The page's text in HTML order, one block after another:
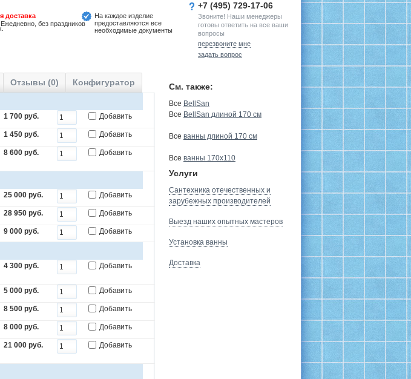
доставка
без праздников
На каждое изделие
предоставляются все
необходимые документы
+7 (495) 729-17-06
Звоните! Наши менеджеры
готовы ответить на все ваши
вопросы
перезвоните мне
задать вопрос
Отзывы (0) Конфигуратор
1 700 руб. Добавить
1 450 руб. Добавить
8 600 руб. Добавить
25 000 руб. Добавить
28 950 руб. Добавить
9 000 руб. Добавить
4 300 руб. Добавить
5 000 руб. Добавить
8 500 руб. Добавить
8 000 руб. Добавить
21 000 руб. Добавить
См. также:
Все BellSan
Все BellSan длиной 170 см
Все ванны длиной 170 см
Все ванны 170х110
Услуги
Сантехника отечественных и
зарубежных производителей
Выезд наших опытных мастеров
Установка ванны
Доставка